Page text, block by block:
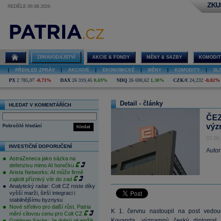
NEDĚLE 09.08.2026
ZPRAVODAJSTVÍ AKCIE & FONDY MĚNY & SAZBY
PŘEHLED ZPRÁV AKCIOVÉ EKONOMICKÉ MĚNY KOMODITY
PX 2 785,07 -0,71% DAX 26 319,45 0,69% NDQ 26 690,62 1,30% CZK/€ 24,232 -0,02%
HLEDAT V KOMENTÁŘÍCH
hledat
Pokročilé hledání
INVESTIČNÍ DOPORUČENÍ
AstraZeneca jako sázka na
defenzivu mimo AI horečku
Arista Networks: AI může firmě
zajistit příznivý vítr do zad
Analytický radar: Colt CZ roste díky
vyšší marži, širší integraci i
stabilnějšímu byznysu
Nové střelivo pro další růst. Patria
mění cílovou cenu pro Colt CZ
Detail - články
K 1. červnu nastoupil na post